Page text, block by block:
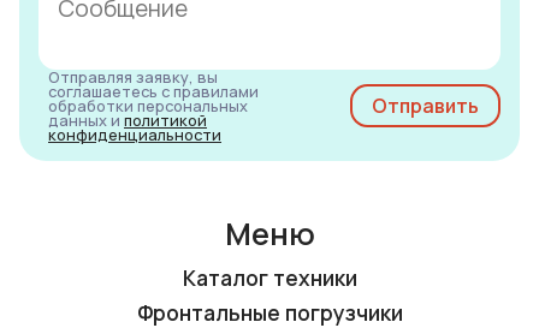
Отправляя заявку, вы
соглашаетесь с правилами
обработки персональных
данных и политикой
конфиденциальности
Меню
Каталог техники
Фронтальные погрузчики